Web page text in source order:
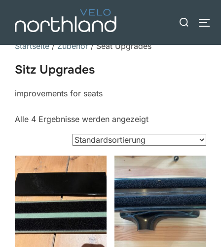
Inhalt
springen
Suche
Startseite/Zubehör/ Seat Upgrades
Sitz Upgrades
improvements for seats
Alle 4 Ergebnisse werden angezeigt